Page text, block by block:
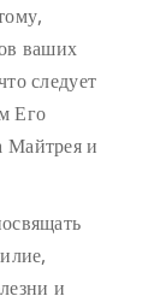
ваших
следует
Его
Майтрея и
и